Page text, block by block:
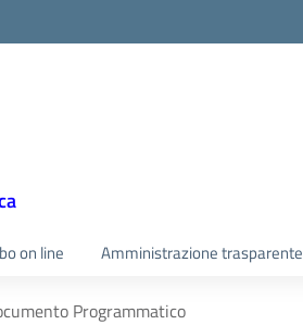
on line Amministrazione trasparente
Programmatico